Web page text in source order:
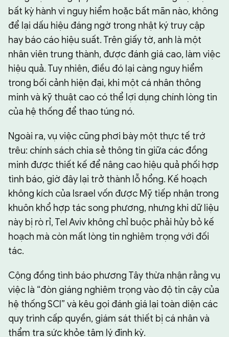
bất kỳ hành vi nguy hiểm hoặc bất mãn nào, không
để lại dấu hiệu đáng ngờ trong nhật ký truy cập
hay báo cáo hiệu suất. Trên giấy tờ, anh là một
nhân viên trung thành, được đánh giá cao, làm việc
hiệu quả. Tuy nhiên, điều đó lại càng nguy hiểm
trong bối cảnh hiện đại, khi một cá nhân thông
minh và kỹ thuật cao có thể lợi dụng chính lòng tin
của hệ thống để thao túng nó.
Ngoài ra, vụ việc cũng phơi bày một thực tế trớ
trêu: chính sách chia sẻ thông tin giữa các đồng
minh được thiết kế để nâng cao hiệu quả phối hợp
tình báo, giờ đây lại trở thành lỗ hổng. Kế hoạch
không kích của Israel vốn được Mỹ tiếp nhận trong
khuôn khổ hợp tác song phương, nhưng khi dữ liệu
này bị rò rỉ, Tel Aviv không chỉ buộc phải hủy bỏ kế
hoạch mà còn mất lòng tin nghiêm trọng với đối
tác.
Cộng đồng tình báo phương Tây thừa nhận rằng vụ
việc là “đòn giáng nghiêm trọng vào độ tin cậy của
hệ thống SCI” và kêu gọi đánh giá lại toàn diện các
quy trình cấp quyền, giám sát thiết bị cá nhân và
thẩm tra sức khỏe tâm lý định kỳ.